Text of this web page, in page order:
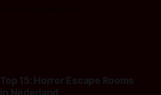
Top 15: Horror Escape Rooms